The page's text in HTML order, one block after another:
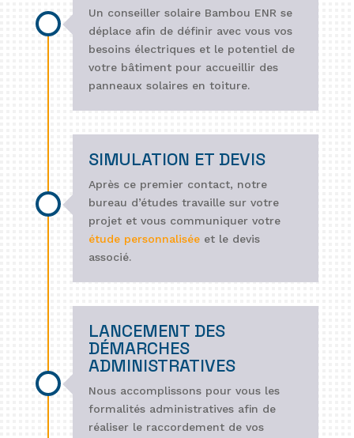
Un conseiller solaire Bambou ENR se
déplace afin de définir avec vous vos
besoins électriques et le potentiel de
votre bâtiment pour accueillir des
panneaux solaires en toiture.
SIMULATION ET DEVIS
Après ce premier contact, notre
bureau d’études travaille sur votre
projet et vous communiquer votre
étude personnaliséeet le devis
associé.
LANCEMENT DES
DÉMARCHES
ADMINISTRATIVES
Nous accomplissons pour vous les
formalités administratives afin de
réaliser le raccordement de vos